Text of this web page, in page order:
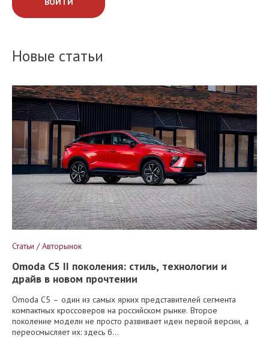
Новые статьи
Статьи / Авторынок
Omoda C5 II поколения: стиль, технологии и
драйв в новом прочтении
Omoda C5 – один из самых ярких представителей сегмента
компактных кроссоверов на российском рынке. Второе
поколение модели не просто развивает идеи первой версии, а
переосмысляет их: здесь б...